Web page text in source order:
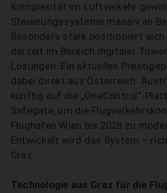
Komplexität im Luftverkehr
Steuerungssysteme massiv an
Besonders stark positioniert sich
derzeit im Bereich digitaler
Lösungen. Ein aktuelles
dabei direkt aus Österreich:
künftig auf die „OneControl“-
Safegate, um die
Flughafen Wien bis 2028 zu
Entwickelt wird das System –
Graz.
Technologie aus Graz für die